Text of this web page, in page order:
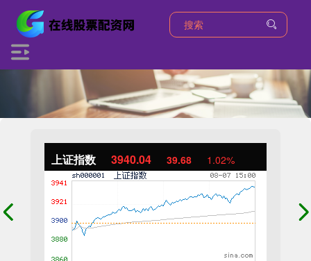
上证指数 3940.04 39.68 1.02%